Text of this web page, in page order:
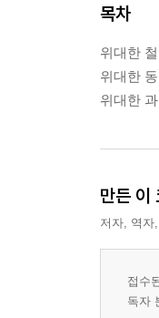
목차
위대한
위대한
위대한
만든 이
저자, 역자
접수
독자